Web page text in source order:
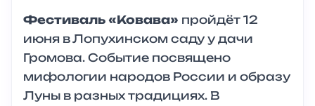
Фестиваль «Ковава» пройдёт 12
июня в Лопухинском саду у дачи
Громова. Событие посвящено
мифологии народов России и образу
Луны в разных традициях. В